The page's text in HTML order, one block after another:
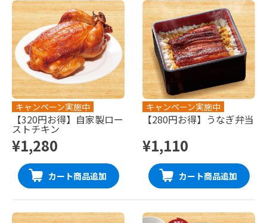
キャンペーン実施中
【320円お得】自家製ロー
ストチキン
¥1,280
カート商品追加
キャンペーン実施中
【280円お得】うなぎ弁当
¥1,110
カート商品追加